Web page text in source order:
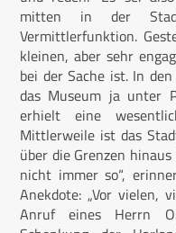
mitten in der
Vermittlerfunktion.
kleinen, aber sehr
bei der Sache ist. In
das Museum ja unter
erhielt eine
Mittlerweile ist das
über die Grenzen
nicht immer so“,
Anekdote: „Vor vielen,
Anruf eines Herrn